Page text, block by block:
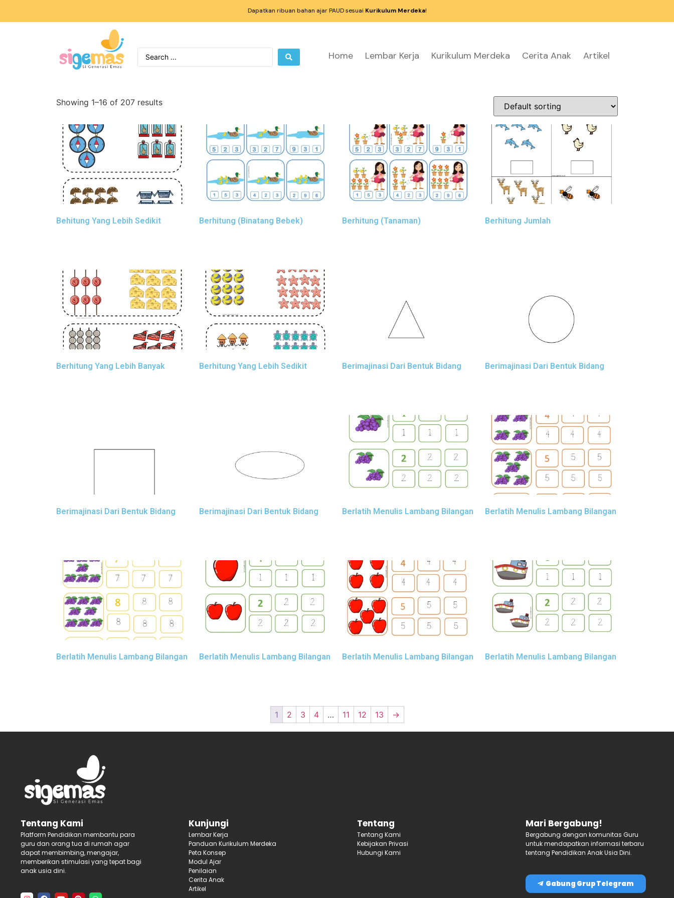
Dapatkan ribuan bahan ajar PAUD sesuai Kurikulum Merdeka!
Home Lembar Kerja Kurikulum Merdeka Cerita Anak Artikel
Showing 1–16 of 207 results
Behitung Yang Lebih Sedikit Berhitung (Binatang Bebek) Berhitung (Tanaman) Berhitung Jumlah
Berhitung Yang Lebih Banyak Berhitung Yang Lebih Sedikit Berimajinasi Dari Bentuk Bidang Berimajinasi Dari Bentuk Bidang
Berimajinasi Dari Bentuk Bidang Berimajinasi Dari Bentuk Bidang Berlatih Menulis Lambang Bilangan Berlatih Menulis Lambang Bilangan
Berlatih Menulis Lambang Bilangan Berlatih Menulis Lambang Bilangan Berlatih Menulis Lambang Bilangan Berlatih Menulis Lambang Bilangan
1 2 3 4 … 11 12 13 →
Tentang Kami
Platform Pendidikan membantu para
guru dan orang tua di rumah agar
dapat membimbing, mengajar,
memberikan stimulasi yang tepat bagi
anak usia dini.
Kunjungi
Lembar Kerja
Panduan Kurikulum Merdeka
Peta Konsep
Modul Ajar
Penilaian
Cerita Anak
Artikel
Tentang
Tentang Kami
Kebijakan Privasi
Hubungi Kami
Mari Bergabung!
Bergabung dengan komunitas Guru
untuk mendapatkan informasi terbaru
tentang Pendidikan Anak Usia Dini.
Gabung Grup Telegram